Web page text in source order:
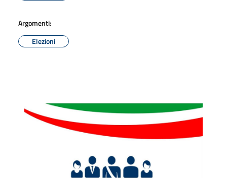
Argomenti:
Elezioni